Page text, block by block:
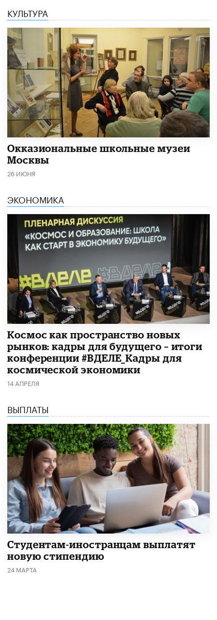
КУЛЬТУРА
​Окказиональные школьные музеи
Москвы
26 ИЮНЯ
ЭКОНОМИКА
Космос как пространство новых
рынков: кадры для будущего – итоги
конференции #ВДЕЛЕ_Кадры для
космической экономики
14 АПРЕЛЯ
ВЫПЛАТЫ
Студентам-иностранцам выплатят
новую стипендию
24 МАРТА